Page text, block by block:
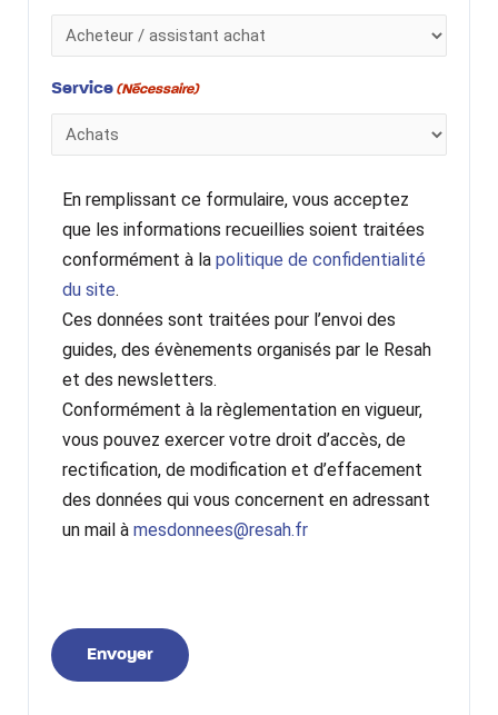
Service (Nécessaire)
En remplissant ce formulaire, vous acceptez
que les informations recueillies soient traitées
conformément à la politique de confidentialité
du site.
Ces données sont traitées pour l’envoi des
guides, des évènements organisés par le Resah
et des newsletters.
Conformément à la règlementation en vigueur,
vous pouvez exercer votre droit d’accès, de
rectification, de modification et d’effacement
des données qui vous concernent en adressant
un mail à mesdonnees@resah.fr
Envoyer